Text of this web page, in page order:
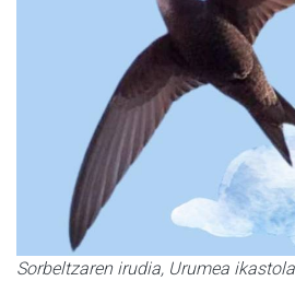
Sorbeltzaren irudia, Urumea